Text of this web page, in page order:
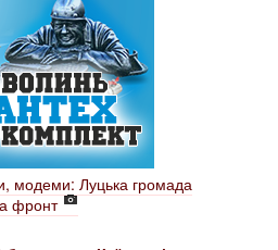
модеми: Луцька громада
фронт